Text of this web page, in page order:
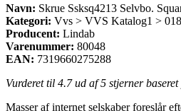
Navn: Skrue Ssksq4213 Selvbo.
Kategori: Vvs > VVS Katalog1 >
Producent: Lindab
Varenummer: 80048
EAN: 7319660275288
Vurderet til 4.7ud af 5 stjerner baseret
Masser af internet selskaber foreslår